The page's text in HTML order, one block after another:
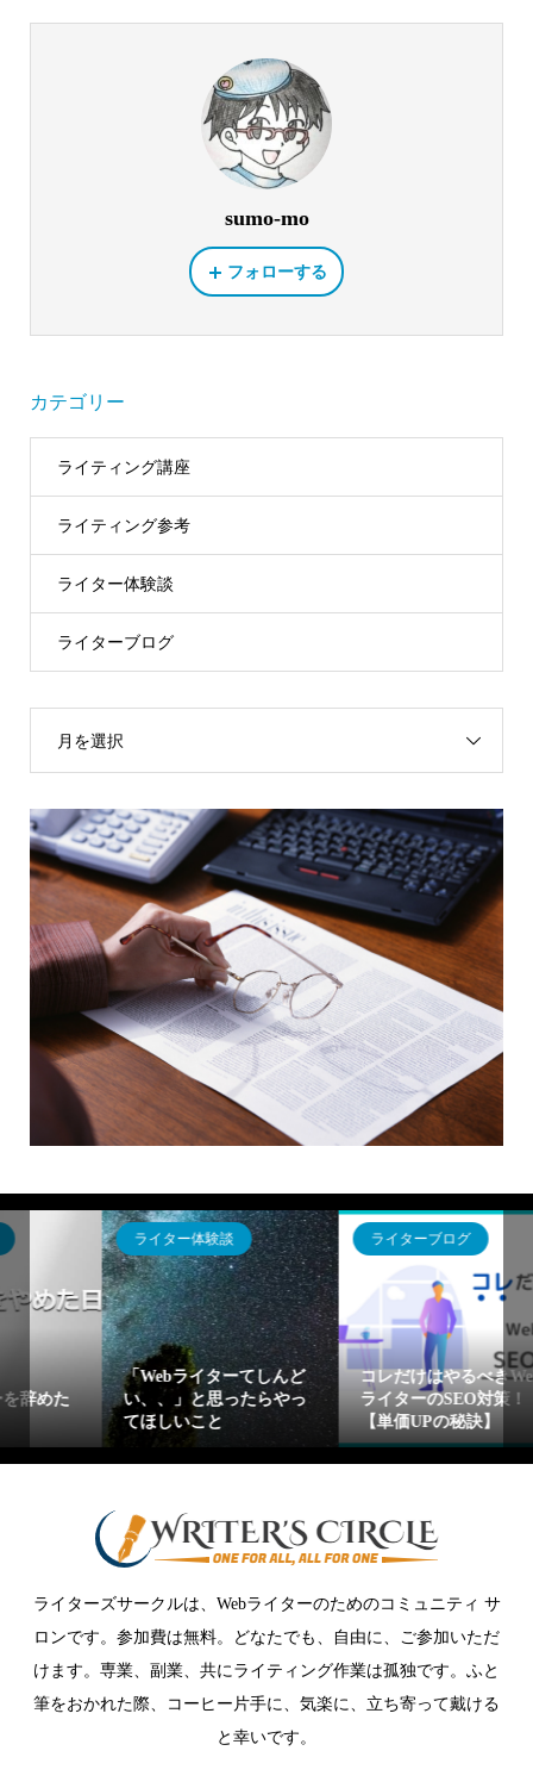
sumo-mo
フォローする
カテゴリー
ライティング講座
ライティング参考
ライター体験談
ライターブログ
月を選択
ライター体験談
「Webライターてしんど
い、、」と思ったらやっ
てほしいこと
ライターブログ
コレだけはやるべきWeb
ライターのSEO対策！
【単価UPの秘訣】
ライターズサークルは、Webライターのためのコミュニティ サ
ロンです。参加費は無料。どなたでも、自由に、ご参加いただ
けます。専業、副業、共にライティング作業は孤独です。ふと
筆をおかれた際、コーヒー片手に、気楽に、立ち寄って戴ける
と幸いです。